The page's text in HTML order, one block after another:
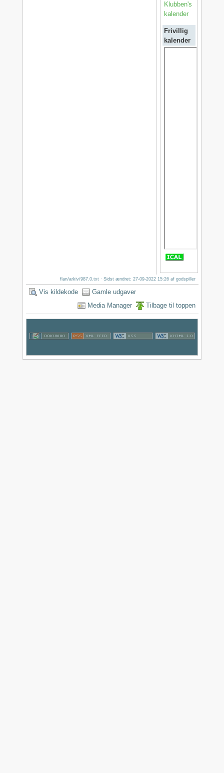
Klubben's
kalender
Frivillig
kalender
flan/arkiv/987.0.txt · Sidst ændret: 27-09-2022 15:26 afgodspiller
Vis kildekode
Gamle udgaver
Media Manager
Tilbage til toppen